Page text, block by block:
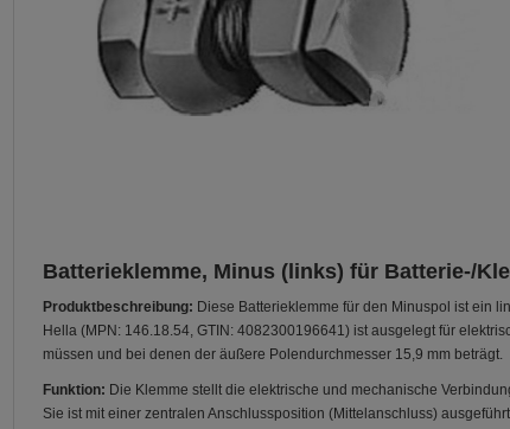
Batterieklemme, Minus (links) für Batterie-/
Produktbeschreibung: Diese Batterieklemme für den Minuspol ist ein
Hella (MPN: 146.18.54, GTIN: 4082300196641) ist ausgelegt für
müssen und bei denen der äußere Polendurchmesser 15,9 mm beträgt.
Funktion: Die Klemme stellt die elektrische und mechanische
Sie ist mit einer zentralen Anschlussposition (Mittelanschluss)